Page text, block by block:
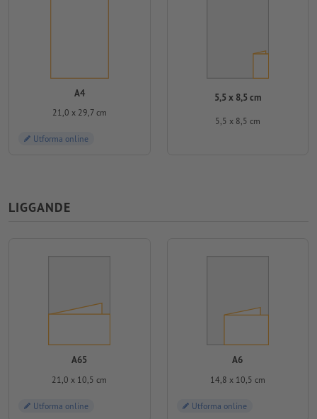
A4
21,0 x 29,7 cm
Utforma online
5,5 x 8,5 cm
5,5 x 8,5 cm
LIGGANDE
A65
21,0 x 10,5 cm
Utforma online
A6
14,8 x 10,5 cm
Utforma online